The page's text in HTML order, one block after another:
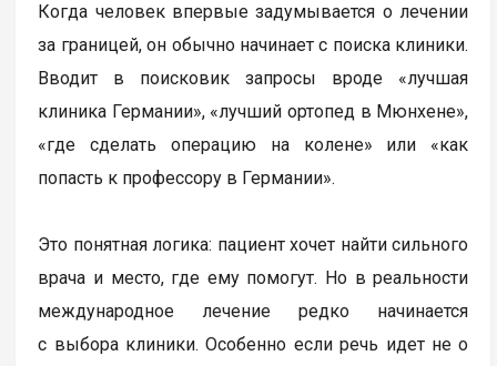
Когда человек впервые задумывается о лечении
за границей, он обычно начинает с поиска клиники.
Вводит в поисковик запросы вроде «лучшая
клиника Германии», «лучший ортопед в Мюнхене»,
«где сделать операцию на колене» или «как
попасть к профессору в Германии».
Это понятная логика: пациент хочет найти сильного
врача и место, где ему помогут. Но в реальности
международное лечение редко начинается
с выбора клиники. Особенно если речь идет не о